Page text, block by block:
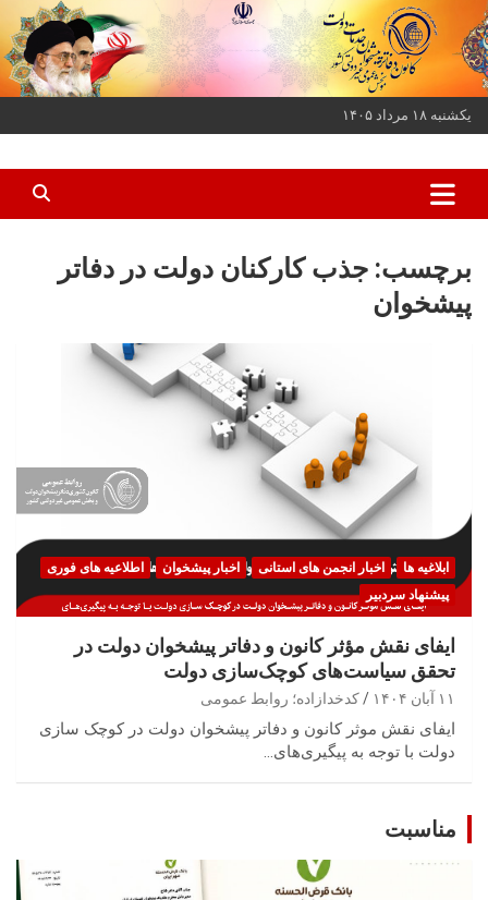
به
محتوا
بروید
یکشنبه ۱۸ مرداد ۱۴۰۵
کانون دفاتر پیشخوان
برچسب: جذب کارکنان دولت در دفاتر
پیشخوان
ابلاغیه ها اخبار انجمن های استانی اخبار پیشخوان
اطلاعیه های فوری
پیشنهاد سردبیر
ایفای نقش مؤثر کانون و دفاتر پیشخوان دولت در
تحقق سیاست‌های کوچک‌سازی دولت
۱۱ آبان ۱۴۰۴ کدخدازاده؛ روابط عمومی
ایفای نقش موثر کانون و دفاتر پیشخوان دولت در کوچک سازی
دولت با توجه به پیگیری‌های…
مناسبت